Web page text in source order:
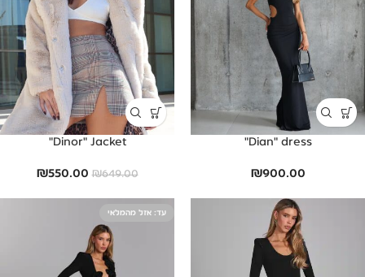
Dian" dress"
₪900.00
Dinor" Jacket"
₪649.00
₪550.00
אזל מהמלאי